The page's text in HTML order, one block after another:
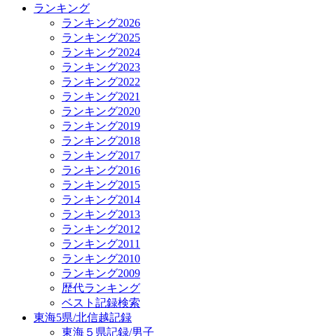
ランキング
ランキング2026
ランキング2025
ランキング2024
ランキング2023
ランキング2022
ランキング2021
ランキング2020
ランキング2019
ランキング2018
ランキング2017
ランキング2016
ランキング2015
ランキング2014
ランキング2013
ランキング2012
ランキング2011
ランキング2010
ランキング2009
歴代ランキング
ベスト記録検索
東海5県/北信越記録
東海５県記録/男子